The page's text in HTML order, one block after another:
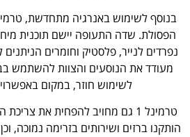
הפסולת. שדה התעופה יישם תוכנית
נפרדים לנייר, פלסטיק וחומרים
מעודד את הנוסעים והצוות להשתמש
לשימוש חוזר, במקום
טרמינל 1 גם מחויב להפחית את
הותקנו ברזים ושירותים בזרימה נמוכה,